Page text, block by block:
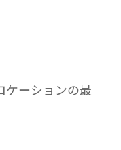
ケーションの最